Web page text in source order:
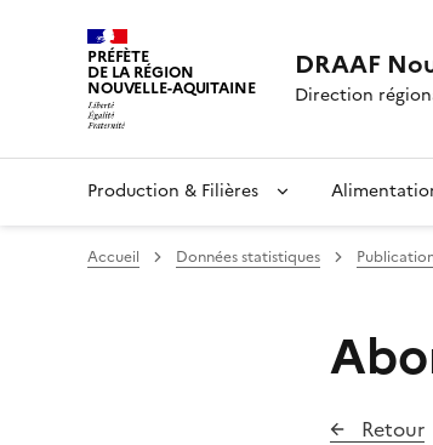
PRÉFÈTE
DE LA RÉGION
NOUVELLE-AQUITAINE
DRAAF
Direction
Production & Filières
Accueil Données statistiques
Retour